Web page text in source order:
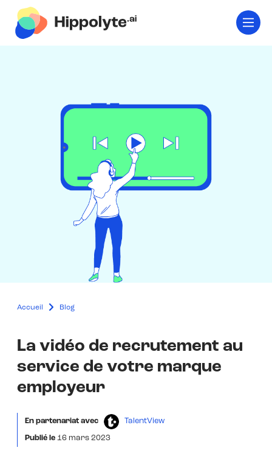
Accueil Blog
La vidéo de recrutement au
service de votre marque
employeur
En partenariat avec TalentView
Publié le16 mars 2023